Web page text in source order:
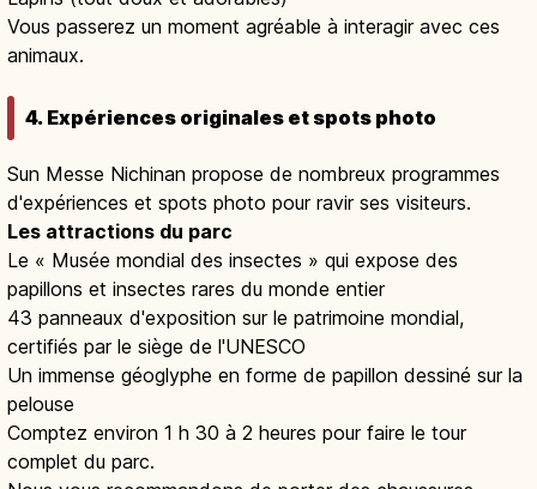
Vous passerez un moment agréable à interagir avec ces
animaux.
4. Expériences originales et spots photo
Sun Messe Nichinan propose de nombreux programmes
d'expériences et spots photo pour ravir ses visiteurs.
Les attractions du parc
Le « Musée mondial des insectes » qui expose des
papillons et insectes rares du monde entier
43 panneaux d'exposition sur le patrimoine mondial,
certifiés par le siège de l'UNESCO
Un immense géoglyphe en forme de papillon dessiné sur la
pelouse
Comptez environ 1 h 30 à 2 heures pour faire le tour
complet du parc.